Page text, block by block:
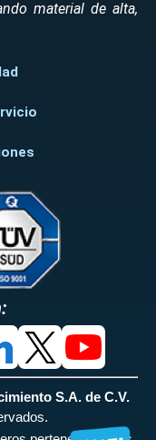
material de alta,
S.A. de C.V.